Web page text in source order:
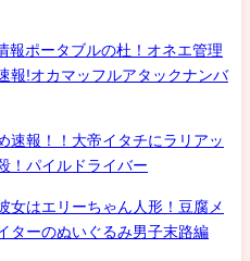
報ポータブルの杜！オネエ管理
報!オカマッフルアタックナンバ
速報！！大帝イタチにラリアッ
！パイルドライバー
はエリーちゃん人形！豆腐メ
ターのぬいぐるみ男子末路編